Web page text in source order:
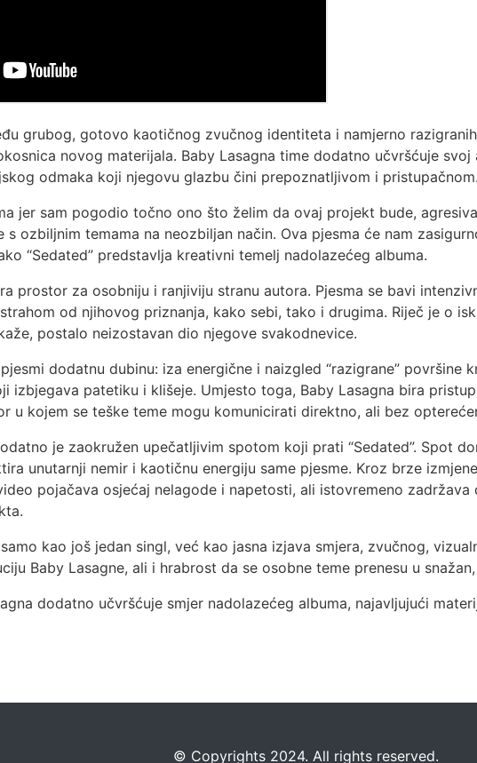
grubog, gotovo kaotičnog zvučnog identiteta i namjerno
novog materijala. Baby Lasagna time dodatno učvršćuje
odmaka koji njegovu glazbu čini prepoznatljivom i pristupačnom.
jer sam pogodio točno ono što želim da ovaj projekt bude,
s ozbiljnim temama na neozbiljan način. Ova pjesma će nam
“Sedated” predstavlja kreativni temelj nadolazećeg albuma.
prostor za osobniju i ranjiviju stranu autora. Pjesma se bavi
od njihovog priznanja, kako sebi, tako i drugima. Riječ je o
postalo neizostavan dio njegove svakodnevice.
dodatnu dubinu: iza energične i naizgled “razigrane” površine
izbjegava patetiku i klišeje. Umjesto toga, Baby Lasagna bira
u kojem se teške teme mogu komunicirati direktno, ali bez
je zaokružen upečatljivim spotom koji prati “Sedated”. Spot
unutarnji nemir i kaotičnu energiju same pjesme. Kroz brze
pojačava osjećaj nelagode i napetosti, ali istovremeno
kao još jedan singl, već kao jasna izjava smjera, zvučnog,
Baby Lasagne, ali i hrabrost da se osobne teme prenesu u
dodatno učvršćuje smjer nadolazećeg albuma, najavljujući
©️ Copyrights 2024. All rights reserved.